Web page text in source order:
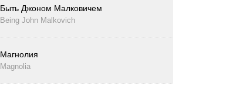
Быть Джоном Малковичем
Being John Malkovich
Магнолия
Magnolia